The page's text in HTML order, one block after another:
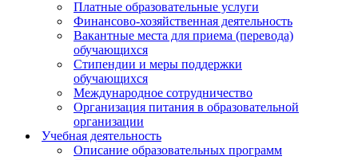
Платные образовательные услуги
Финансово-хозяйственная деятельность
Вакантные места для приема (перевода)
обучающихся
Стипендии и меры поддержки
обучающихся
Международное сотрудничество
Организация питания в образовательной
организации
Учебная деятельность
Описание образовательных программ